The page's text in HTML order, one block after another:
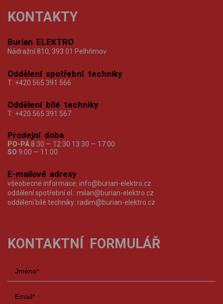
KONTAKTY
Burian ELEKTRO
Nádražní 810, 393 01 Pelhřimov
Oddělení spotřební techniky
T: +420 565 391 566
Oddělení bílé techniky
T: +420 565 391 567
Prodejní doba
PO-PÁ 8:30 — 12:30 13:30 — 17:00
SO 9:00 — 11:00
E-mailové adresy
všeobecné informace: info@burian-elektro.cz
oddělení spotřební el.: milan@burian-elektro.cz
oddělení bílé techniky: radim@burian-elektro.cz
KONTAKTNÍ FORMULÁŘ